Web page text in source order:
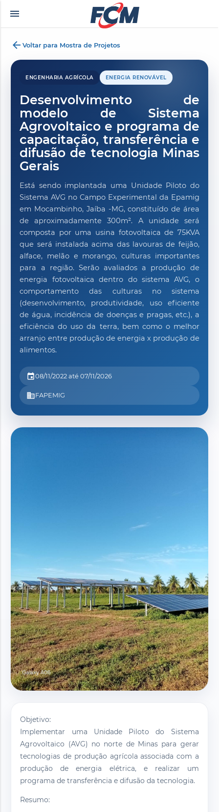
menu
arrow_backVoltar para Mostra de Projetos
ENGENHARIA AGRÍCOLA ENERGIA RENOVÁVEL
Desenvolvimento de
modelo de Sistema
Agrovoltaico e programa de
capacitação, transferência e
difusão de tecnologia Minas
Gerais
Está sendo implantada uma Unidade Piloto do
Sistema AVG no Campo Experimental da Epamig
em Mocambinho, Jaíba -MG, constituído de área
de aproximadamente 300m². A unidade será
composta por uma usina fotovoltaica de 75KVA
que será instalada acima das lavouras de feijão,
alface, melão e morango, culturas importantes
para a região. Serão avaliados a produção de
energia fotovoltaica dentro do sistema AVG, o
comportamento das culturas no sistema
(desenvolvimento, produtividade, uso eficiente
de água, incidência de doenças e pragas, etc.), a
eficiência do uso da terra, bem como o melhor
arranjo entre produção de energia x produção de
alimentos.
event08/11/2022 até 07/11/2026
businessFAPEMIG
Objetivo:
Implementar uma Unidade Piloto do Sistema
Agrovoltaico (AVG) no norte de Minas para gerar
tecnologias de produção agrícola associada com a
produção de energia elétrica, e realizar um
programa de transferência e difusão da tecnologia.
Resumo: